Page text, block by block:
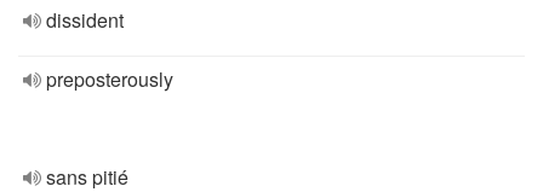
dissident
preposterously
sans pitié